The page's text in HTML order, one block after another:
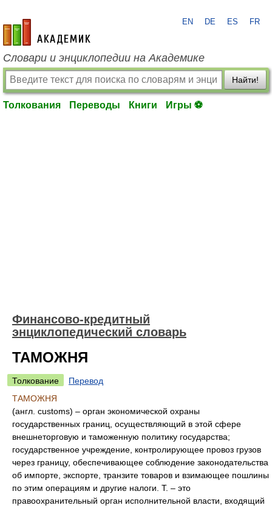
academic.ru
EN DE ES FR
Словари и энциклопедии на Академике
Найти!
Толкования Переводы Книги Игры ⚽
Финансово-кредитный
энциклопедический словарь
ТАМОЖНЯ
Толкование
Перевод
ТАМОЖНЯ
(англ. customs) – орган экономической охраны
государственных границ, осуществляющий в этой сфере
внешнеторговую и таможенную политику государства;
государственное учреждение, контролирующее провоз грузов
через границу, обеспечивающее соблюдение законодательства
об импорте, экспорте, транзите товаров и взимающее пошлины
по этим операциям и другие налоги. Т. – это
правоохранительный орган исполнительной власти, входящий